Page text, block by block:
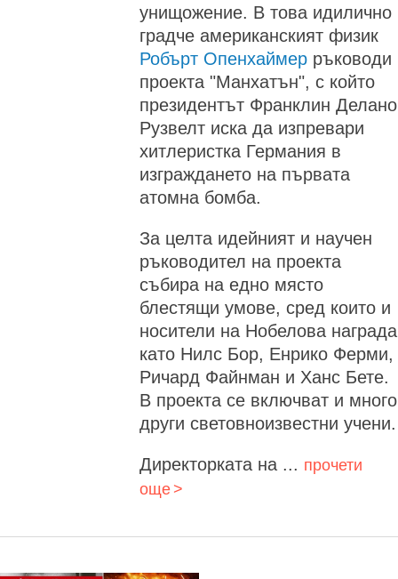
унищожение. В това идилично
градче американският физик
Робърт Опенхаймерръководи
проекта "Манхатън", с който
президентът Франклин Делано
Рузвелт иска да изпревари
хитлеристка Германия в
изграждането на първата
атомна бомба.
За целта идейният и научен
ръководител на проекта
събира на едно място
блестящи умове, сред които и
носители на Нобелова награда
като Нилс Бор, Енрико Ферми,
Ричард Файнман и Ханс Бете.
В проекта се включват и много
други световноизвестни учени.
Директорката на ... прочети
още